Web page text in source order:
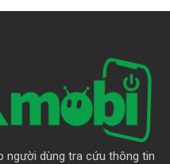
người dùng tra cứu thông tin